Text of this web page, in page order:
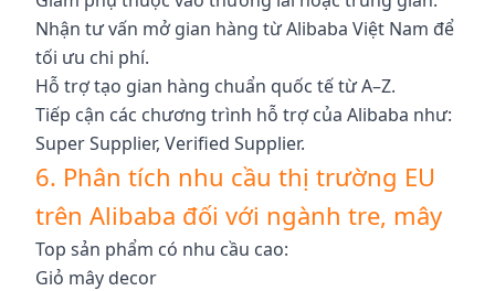
Nhận tư vấn mở gian hàng từ Alibaba Việt Nam để
tối ưu chi phí.
Hỗ trợ tạo gian hàng chuẩn quốc tế từ A–Z.
Tiếp cận các chương trình hỗ trợ của Alibaba như:
Super Supplier, Verified Supplier.
6. Phân tích nhu cầu thị trường EU
trên Alibaba đối với ngành tre, mây
Top sản phẩm có nhu cầu cao:
Giỏ mây decor